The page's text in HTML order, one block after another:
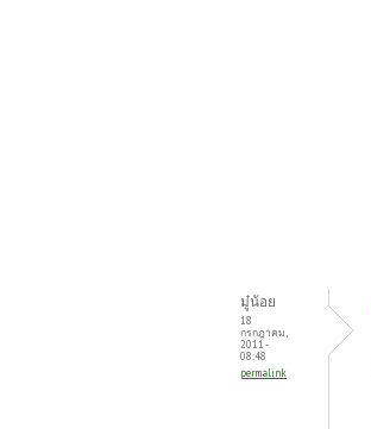
มู๋น้อย
18
กรกฎาคม,
2011 -
08:48
permalink